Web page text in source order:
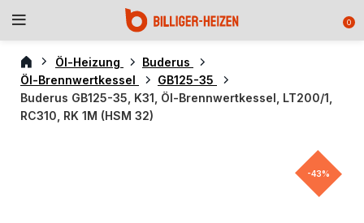
0
Öl-Heizung
Buderus
Öl-Brennwertkessel
GB125-35
Buderus GB125-35, K31, Öl-Brennwertkessel, LT200/1,
RC310, RK 1M (HSM 32)
-43%